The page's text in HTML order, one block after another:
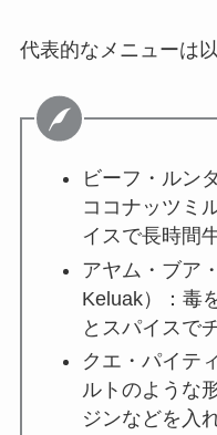
代表的なメニューは
ビーフ・ルン
ココナッツミ
イスで長時間
アヤム・ブア
Keluak）：毒
とスパイスで
クエ・パイテ
ルトのような
ジンなどを入